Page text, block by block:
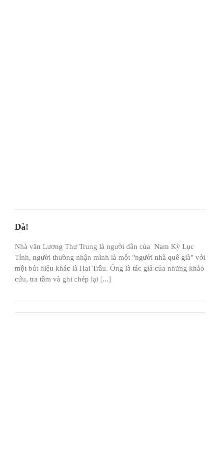
Dà!
Nhà văn Lương Thư Trung là người dân của Nam Kỳ Lục
Tỉnh, người thường nhận mình là một "người nhà quê già" với
một bút hiệu khác là Hai Trầu. Ông là tác giả của những khảo
cứu, tra tầm và ghi chép lại [...]